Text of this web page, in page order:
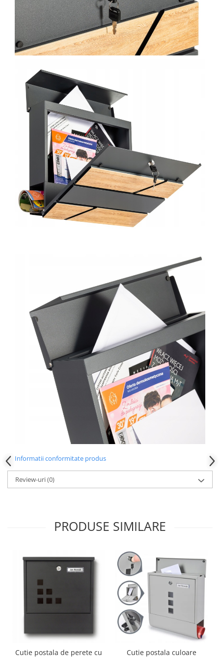
Informatii conformitate produs
Review-uri(0)
PRODUSE SIMILARE
Cutie postala de perete cu
Cutie postala culoare